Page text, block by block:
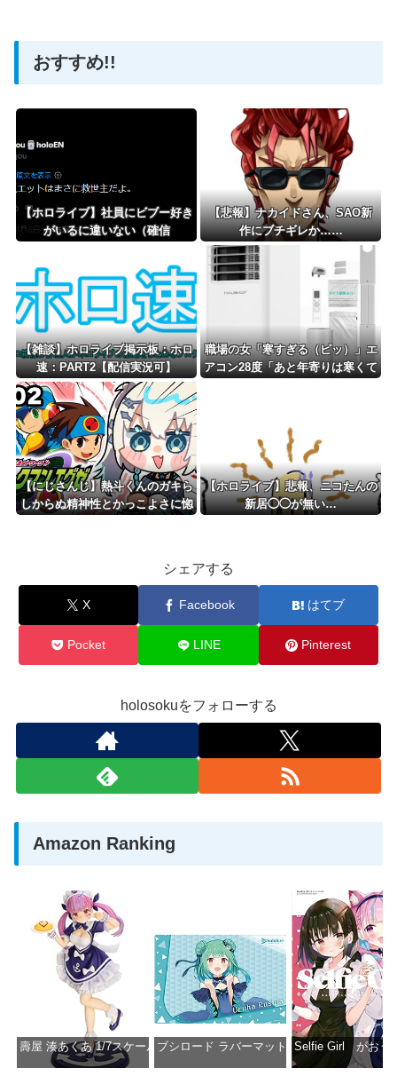
おすすめ!!
【ホロライブ】社員にビブー好き
がいるに違いない（確信
【悲報】ナカイドさん、SAO新
作にブチギレか……
【雑談】ホロライブ掲示板：ホロ
速：PART2【配信実況可】
職場の女「寒すぎる（ピッ）」エ
アコン28度「あと年寄りは寒くて
【にじさんじ】熱斗くんのガキら
しからぬ精神性とかっこよさに惚
【ホロライブ】悲報、ニコたんの
新居◯◯が無い…
シェアする
X Facebook はてブ
Pocket LINE Pinterest
holosokuをフォローする
Amazon Ranking
壽屋 湊あくあ 1/7スケール PVC製 塗装済み完成品フィギュア PP942
ブシロード ラバーマットコレクション
Selfie Girl がおう